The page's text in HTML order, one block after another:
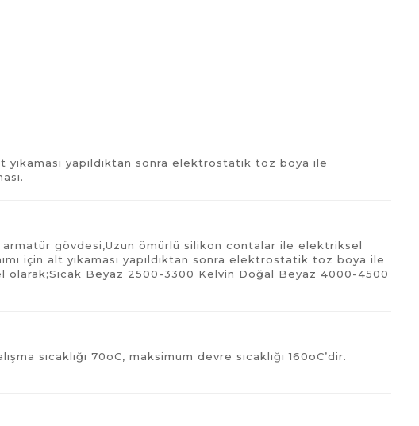
yıkaması yapıldıktan sonra elektrostatik toz boya ile
armatür gövdesi,Uzun ömürlü silikon contalar ile elektriksel
için alt yıkaması yapıldıktan sonra elektrostatik toz boya ile
olarak;Sıcak Beyaz 2500-3300 Kelvin Doğal Beyaz 4000-4500
sıcaklığı 70oC, maksimum devre sıcaklığı 160oC’dir.